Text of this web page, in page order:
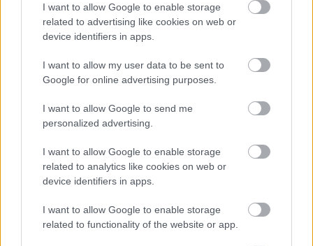
I want to allow Google to enable storage
related to advertising like cookies on web or
device identifiers in apps.
I want to allow my user data to be sent to
Google for online advertising purposes.
I want to allow Google to send me
personalized advertising.
I want to allow Google to enable storage
related to analytics like cookies on web or
device identifiers in apps.
I want to allow Google to enable storage
related to functionality of the website or app.
kerastase
A regeneráló hatású kalciumeltávolító hajfürdő
szulfátmentes formulája gyengéden tisztítja a
kalciumlerakódásokat.
Csökkenti a haj törékenységét és fénytelenségét.